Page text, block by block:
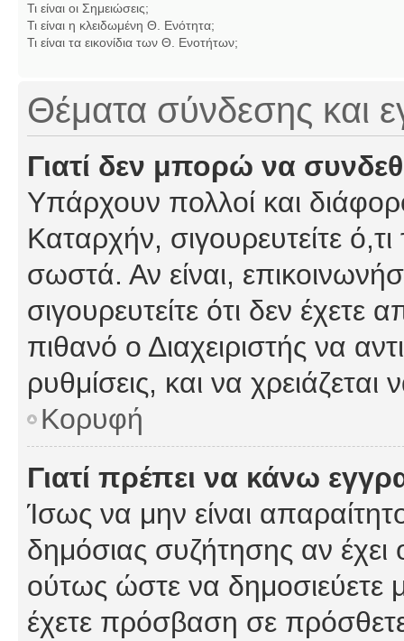
Τι είναι οι Σημειώσεις;
Τι είναι η κλειδωμένη Θ. Ενότητα;
Τι είναι τα εικονίδια των Θ. Ενοτήτων;
Θέματα σύνδεσης και
Γιατί δεν μπορώ να
Υπάρχουν πολλοί και
Καταρχήν, σιγουρευτείτε
σωστά. Αν είναι,
σιγουρευτείτε ότι δεν έχετε
πιθανό ο Διαχειριστής να
ρυθμίσεις, και να χρειάζεται
Κορυφή
Γιατί πρέπει να κάνω
Ίσως να μην είναι
δημόσιας συζήτησης αν έχει
ούτως ώστε να δημοσιεύετε
έχετε πρόσβαση σε